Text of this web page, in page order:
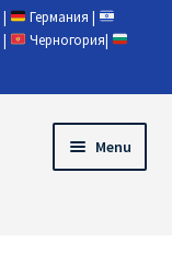
| Германия |
| Черногория|
Menu